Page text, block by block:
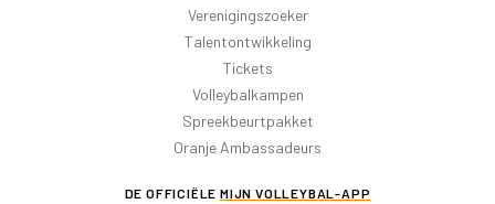
Verenigingszoeker
Talentontwikkeling
Tickets
Volleybalkampen
Spreekbeurtpakket
Oranje Ambassadeurs
DE OFFICIËLE MIJN VOLLEYBAL-APP